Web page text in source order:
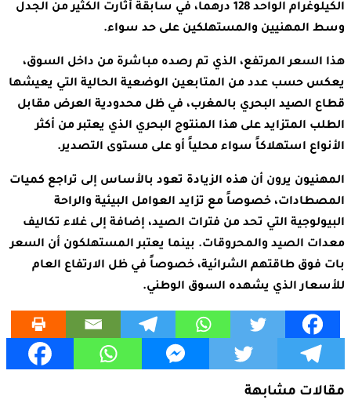
الكيلوغرام الواحد 128 درهماً، في سابقة أثارت الكثير من الجدل
وسط المهنيين والمستهلكين على حد سواء.
هذا السعر المرتفع، الذي تم رصده مباشرة من داخل السوق،
يعكس حسب عدد من المتابعين الوضعية الحالية التي يعيشها
قطاع الصيد البحري بالمغرب، في ظل محدودية العرض مقابل
الطلب المتزايد على هذا المنتوج البحري الذي يعتبر من أكثر
الأنواع استهلاكاً سواء محلياً أو على مستوى التصدير.
المهنيون يرون أن هذه الزيادة تعود بالأساس إلى تراجع كميات
المصطادات، خصوصاً مع تزايد العوامل البيئية والراحة
البيولوجية التي تحد من فترات الصيد، إضافة إلى غلاء تكاليف
معدات الصيد والمحروقات. بينما يعتبر المستهلكون أن السعر
بات فوق طاقتهم الشرائية، خصوصاً في ظل الارتفاع العام
للأسعار الذي يشهده السوق الوطني.
مقالات مشابهة